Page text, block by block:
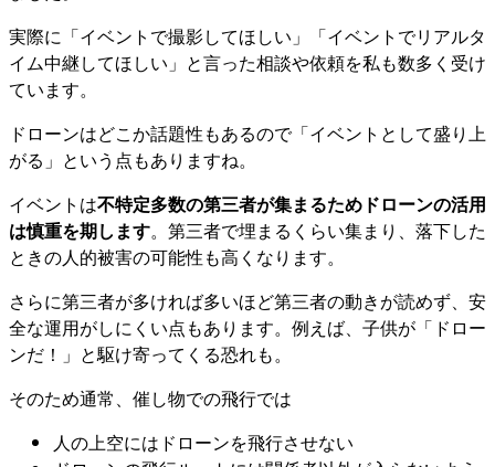
実際に「イベントで撮影してほしい」「イベントでリアルタ
イム中継してほしい」と言った相談や依頼を私も数多く受け
ています。
ドローンはどこか話題性もあるので「イベントとして盛り上
がる」という点もありますね。
イベントは不特定多数の第三者が集まるためドローンの活用
は慎重を期します。第三者で埋まるくらい集まり、落下した
ときの人的被害の可能性も高くなります。
さらに第三者が多ければ多いほど第三者の動きが読めず、安
全な運用がしにくい点もあります。例えば、子供が「ドロー
ンだ！」と駆け寄ってくる恐れも。
そのため通常、催し物での飛行では
人の上空にはドローンを飛行させない